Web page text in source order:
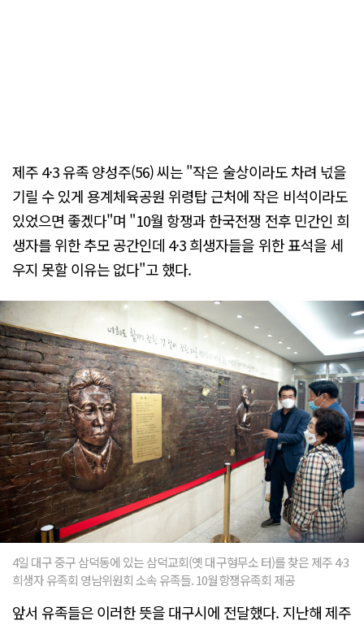
제주 4·3 유족 양성주(56) 씨는 "작은 술상이라도 차려 넋을
기릴 수 있게 용계체육공원 위령탑 근처에 작은 비석이라도
있었으면 좋겠다"며 "10월 항쟁과 한국전쟁 전후 민간인 희
생자를 위한 추모 공간인데 4·3 희생자들을 위한 표석을 세
우지 못할 이유는 없다"고 했다.
4일 대구 중구 삼덕동에 있는 삼덕교회(옛 대구형무소 터)를 찾은 제주 4·3
희생자 유족회 영남위원회 소속 유족들. 10월항쟁유족회 제공
앞서 유족들은 이러한 뜻을 대구시에 전달했다. 지난해 제주